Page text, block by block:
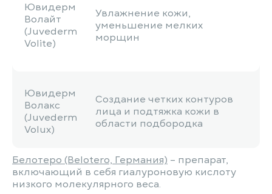
Ювидерм
Волайт
(Juvederm
Volite)
Увлажнение кожи,
уменьшение мелких
морщин
Ювидерм
Волакс
(Juvederm
Volux)
Создание четких контуров
лица и подтяжка кожи в
области подбородка
Белотеро (Beloterо, Германия) – препарат,
включающий в себя гиалуроновую кислоту
низкого молекулярного веса.